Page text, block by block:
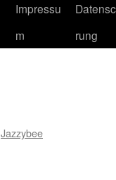
Impressu
m
rung
Jazzybee